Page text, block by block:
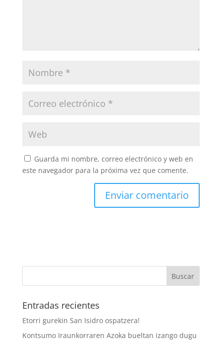
Guarda mi nombre, correo electrónico y web en
este navegador para la próxima vez que comente.
Entradas recientes
Etorri gurekin San Isidro ospatzera!
Kontsumo Iraunkorraren Azoka bueltan izango dugu